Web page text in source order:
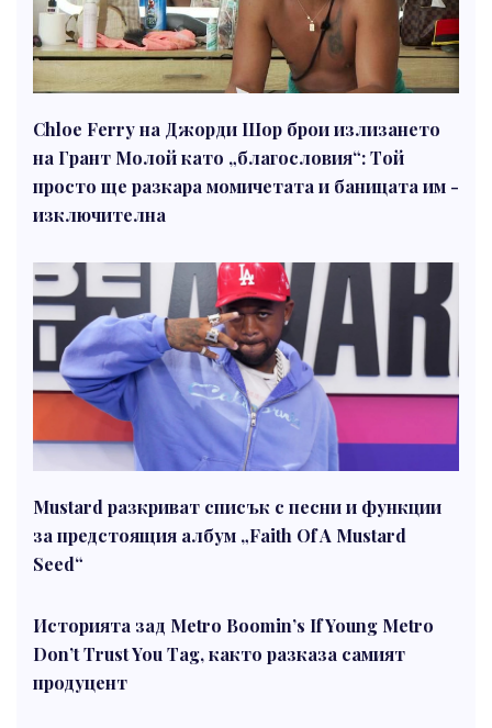
Chloe Ferry на Джорди Шор брои излизането
на Грант Молой като „благословия“: Той
просто ще разкара момичетата и баницата им -
изключителна
Mustard разкриват списък с песни и функции
за предстоящия албум „Faith Of A Mustard
Seed“
Историята зад Metro Boomin’s If Young Metro
Don’t Trust You Tag, както разказа самият
продуцент